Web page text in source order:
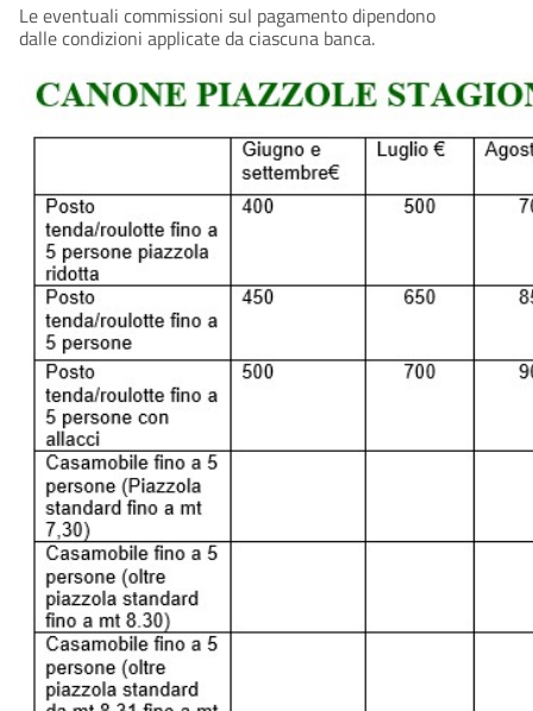
Le eventuali commissioni sul pagamento dipendono
dalle condizioni applicate da ciascuna banca.